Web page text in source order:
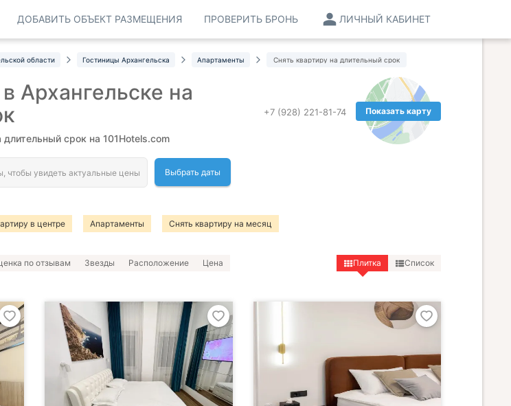
ЛИЧНЫЙ КАБИНЕТ
ПРОВЕРИТЬ БРОНЬ
ДОБАВИТЬ ОБЪЕКТ РАЗМЕЩЕНИЯ
области Гостиницы Архангельска Апартаменты Снять квартиру на длительный срок
Показать карту
+7 (928) 221-81-74
Архангельске на
срок на 101Hotels.com
Выбрать даты
в центре Апартаменты Снять квартиру на месяц
по отзывам Звезды Расположение Цена Плитка Список